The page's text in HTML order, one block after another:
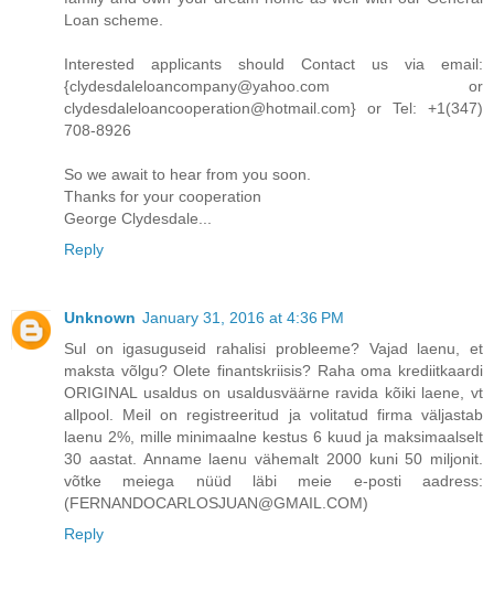
Loan scheme.
Interested applicants should Contact us via email:
{clydesdaleloancompany@yahoo.com or
clydesdaleloancooperation@hotmail.com} or Tel: +1(347)
708-8926
So we await to hear from you soon.
Thanks for your cooperation
George Clydesdale...
Reply
Unknown January 31, 2016 at 4:36 PM
Sul on igasuguseid rahalisi probleeme? Vajad laenu, et
maksta võlgu? Olete finantskriisis? Raha oma krediitkaardi
ORIGINAL usaldus on usaldusväärne ravida kõiki laene, vt
allpool. Meil on registreeritud ja volitatud firma väljastab
laenu 2%, mille minimaalne kestus 6 kuud ja maksimaalselt
30 aastat. Anname laenu vähemalt 2000 kuni 50 miljonit.
võtke meiega nüüd läbi meie e-posti aadress:
(FERNANDOCARLOSJUAN@GMAIL.COM)
Reply